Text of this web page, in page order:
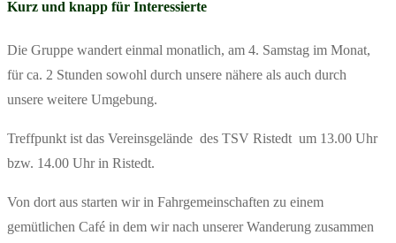
Kurz und knapp für Interessierte
Die Gruppe wandert einmal monatlich, am 4. Samstag im Monat,
für ca. 2 Stunden sowohl durch unsere nähere als auch durch
unsere weitere Umgebung.
Treffpunkt ist das Vereinsgelände des TSV Ristedt um 13.00 Uhr
bzw. 14.00 Uhr in Ristedt.
Von dort aus starten wir in Fahrgemeinschaften zu einem
gemütlichen Café in dem wir nach unserer Wanderung zusammen